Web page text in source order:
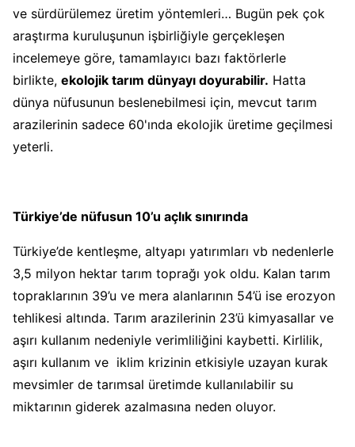
ve sürdürülemez üretim yöntemleri… Bugün pek çok
araştırma kuruluşunun işbirliğiyle gerçekleşen
incelemeye göre, tamamlayıcı bazı faktörlerle
birlikte, ekolojik tarım dünyayı doyurabilir. Hatta
dünya nüfusunun beslenebilmesi için, mevcut tarım
arazilerinin sadece 60'ında ekolojik üretime geçilmesi
yeterli.
Türkiye’de nüfusun 10’u açlık sınırında
Türkiye’de kentleşme, altyapı yatırımları vb nedenlerle
3,5 milyon hektar tarım toprağı yok oldu. Kalan tarım
topraklarının 39’u ve mera alanlarının 54’ü ise erozyon
tehlikesi altında. Tarım arazilerinin 23’ü kimyasallar ve
aşırı kullanım nedeniyle verimliliğini kaybetti. Kirlilik,
aşırı kullanım ve iklim krizinin etkisiyle uzayan kurak
mevsimler de tarımsal üretimde kullanılabilir su
miktarının giderek azalmasına neden oluyor.